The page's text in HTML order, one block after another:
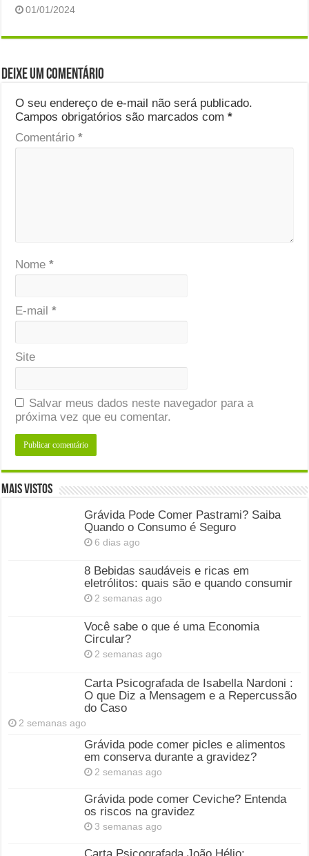
01/01/2024
Deixe um comentário
O seu endereço de e-mail não será publicado.
Campos obrigatórios são marcados com*
Comentário*
Nome*
E-mail*
Site
Salvar meus dados neste navegador para a
próxima vez que eu comentar.
Mais Vistos
Grávida Pode Comer Pastrami? Saiba
Quando o Consumo é Seguro
6 dias ago
8 Bebidas saudáveis e ricas em
eletrólitos: quais são e quando consumir
2 semanas ago
Você sabe o que é uma Economia
Circular?
2 semanas ago
Carta Psicografada de Isabella Nardoni :
O que Diz a Mensagem e a Repercussão
do Caso
2 semanas ago
Grávida pode comer picles e alimentos
em conserva durante a gravidez?
2 semanas ago
Grávida pode comer Ceviche? Entenda
os riscos na gravidez
3 semanas ago